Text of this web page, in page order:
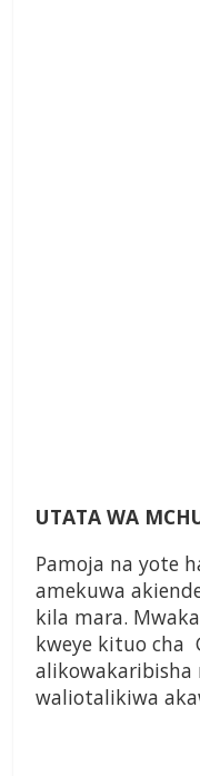
UTATA WA
Pamoja na yote
amekuwa
kila mara.
kweye kituo cha
alikowakaribisha
waliotalikiwa